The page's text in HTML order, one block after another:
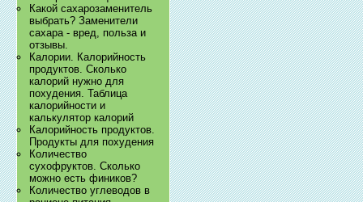
Какой сахарозаменитель
выбрать? Заменители
сахара - вред, польза и
отзывы.
Калории. Калорийность
продуктов. Сколько
калорий нужно для
похудения. Таблица
калорийности и
калькулятор калорий
Калорийность продуктов.
Продукты для похудения
Количество
сухофруктов. Сколько
можно есть фиников?
Количество углеводов в